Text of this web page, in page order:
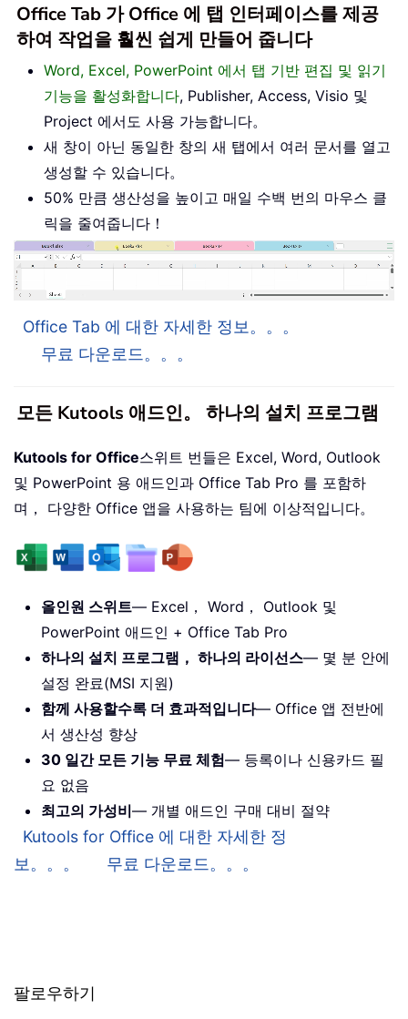
Office Tab 가 Office 에 탭 인터페이스를 제공
하여 작업을 훨씬 쉽게 만들어 줍니다
Word, Excel, PowerPoint 에서 탭 기반 편집 및 읽기
기능을 활성화합니다, Publisher, Access, Visio 및
Project 에서도 사용 가능합니다。
새 창이 아닌 동일한 창의 새 탭에서 여러 문서를 열고
생성할 수 있습니다。
50% 만큼 생산성을 높이고 매일 수백 번의 마우스 클
릭을 줄여줍니다！
Office Tab 에 대한 자세한 정보。。。
무료 다운로드。。。
모든 Kutools 애드인。 하나의 설치 프로그램
Kutools for Office스위트 번들은 Excel, Word, Outlook
및 PowerPoint 용 애드인과 Office Tab Pro 를 포함하
며， 다양한 Office 앱을 사용하는 팀에 이상적입니다。
올인원 스위트— Excel， Word， Outlook 및
PowerPoint 애드인 + Office Tab Pro
하나의 설치 프로그램， 하나의 라이선스— 몇 분 안에
설정 완료(MSI 지원)
함께 사용할수록 더 효과적입니다— Office 앱 전반에
서 생산성 향상
30 일간 모든 기능 무료 체험— 등록이나 신용카드 필
요 없음
최고의 가성비— 개별 애드인 구매 대비 절약
Kutools for Office 에 대한 자세한 정
보。。。
무료 다운로드。。。
팔로우하기